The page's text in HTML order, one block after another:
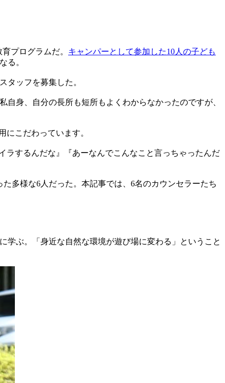
プログラムだ。 キャンパーとして参加した10人の子ども
る。
タッフを募集した。
身、自分の長所も短所もよくわからなかったのですが、
こだわっています。
するんだな』『あーなんでこんなこと言っちゃったんだ
多様な6人だった。本記事では、6名のカウンセラーたち
学ぶ。「身近な自然な環境が遊び場に変わる」ということ